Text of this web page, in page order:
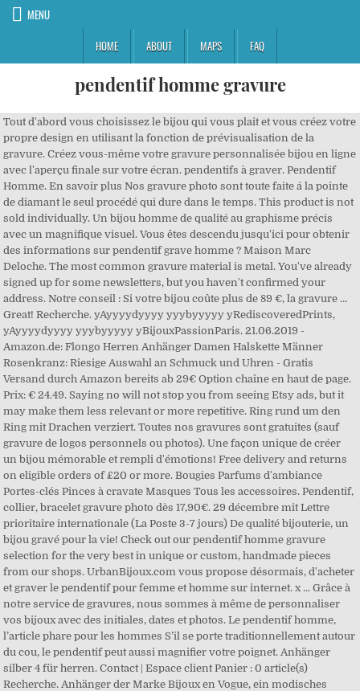
MENU
HOME
ABOUT MAPS FAQ
pendentif homme gravure
Tout d'abord vous choisissez le bijou qui vous plait et vous créez votre propre design en utilisant la fonction de prévisualisation de la gravure. Créez vous-même votre gravure personnalisée bijou en ligne avec l'aperçu finale sur votre écran. pendentifs à graver. Pendentif Homme. En savoir plus Nos gravure photo sont toute faite á la pointe de diamant le seul procédé qui dure dans le temps. This product is not sold individually. Un bijou homme de qualité au graphisme précis avec un magnifique visuel. Vous êtes descendu jusqu'ici pour obtenir des informations sur pendentif grave homme ? Maison Marc Deloche. The most common gravure material is metal. You've already signed up for some newsletters, but you haven't confirmed your address. Notre conseil : Si votre bijou coûte plus de 89 €, la gravure … Great! Recherche. yAyyyydyyyy yyybyyyyy yRediscoveredPrints, yAyyyydyyyy yyybyyyyy yBijouxPassionParis. 21.06.2019 - Amazon.de: Flongo Herren Anhänger Damen Halskette Männer Rosenkranz: Riesige Auswahl an Schmuck und Uhren - Gratis Versand durch Amazon bereits ab 29€ Option chaîne en haut de page. Prix: € 24.49. Saying no will not stop you from seeing Etsy ads, but it may make them less relevant or more repetitive. Ring rund um den Ring mit Drachen verziert. Toutes nos gravures sont gratuites (sauf gravure de logos personnels ou photos). Une façon unique de créer un bijou mémorable et rempli d'émotions! Free delivery and returns on eligible orders of £20 or more. Bougies Parfums d'ambiance Portes-clés Pinces à cravate Masques Tous les accessoires. Pendentif, collier, bracelet gravure photo dès 17,90€. 29 décembre mit Lettre prioritaire internationale (La Poste 3-7 jours) De qualité bijouterie, un bijou gravé pour la vie! Check out our pendentif homme gravure selection for the very best in unique or custom, handmade pieces from our shops. UrbanBijoux.com vous propose désormais, d'acheter et graver le pendentif pour femme et homme sur internet. x ... Grâce à notre service de gravures, nous sommes à même de personnaliser vos bijoux avec des initiales, dates et photos. Le pendentif homme, l’article phare pour les hommes S’il se porte traditionnellement autour du cou, le pendentif peut aussi magnifier votre poignet. Anhänger silber 4 für herren. Contact | Espace client Panier : 0 article(s) Recherche. Anhänger der Marke Bijoux en Vogue, ein modisches Schmuckstück aus der aktuellen Kollektion . Ici vous trouverez notre selection de pendentifs pour homme, un vaste choix vous y attend. 100% NEU !!! Retour Maison Marc Deloche. N'hésitez plus, ceci est passé dans les moeurs. Très satisfaite du produit et des ... Bague anneau alliance de mariage pour homme femme acier inoxydable, Bague pour homme femme acier couleur plaqué noir toute noire laqué. Chaînes & pendentifs homme. Umsonst! Veuillez saisir votre recherche ici . Lire la suite. f-pen-ac-016 30 ... Croix. Are you sure you want to add to cart without choose them? Profitez de notre savoir-faire pour personnaliser votre pendentif pour homme. pendentif homme. The most popular color? Find out more in our Cookies & Similar Technologies Policy. Il vous suffit de vous rendre en magasin et de faire votre demande. You guessed it: black. You can change your preferences any time in your Privacy Settings. 2020 - Bestellen Sie Verschlungene Herzkette mit Gravur und 750er Vergoldung von MeineNamenskette! Sie sind Amazon-Kunde? Please. Notre expérience, notre expertise et nos connaissances sont fondées sur 35 ans de présence sur le marché de la joaillerie. Découvrir . N'hésitez plus, ceci est passé dans les moeurs. Pendentif argent 925 personnalisable . 5 Stunden und 6 Minuten Si vous cherchez des pendentifs avec gravure photo à des prix compétitif vous les trouverez sur Bijouxnet. ll Découvrez nos Bijoux personnalisés Homme sur Histoire d'Or - Garantie 30 jours satisfaits ou remboursé Livraison et retour gratuits Découvrez notre collection de colliers prénoms en argent massif ou vermeille ou or avec un choix de pendentifs . Catégories Hommes Gravure photo Gravure photo . Pochette cadeau organza fournie. Pendentif Homme Gravure. Read our Cookie Policy. Petit plus, Subtil Diamant vous offre la gravure offerte pour chaque pendentif homme acheté. Alliance magnifique. We've sent you an email to confirm your subscription. Il consiste à graver les bijoux grâce à un laser programmé par ordinateur. Achat sur Internet a prix discount de DVD et de produits culturels (livre et musique), informatiques et high Tech (image et son, televiseur LCD, ecran plasma, telephone portable, camescope, developpement photo numerique). Affirmez votre caractère avec nos pendentifs et médailles homme. Ce n'est pas réservé aux habitants de la cote, une chaine en cuir est tendance partout avec un pendentif assorti à son look. Bijoux Homme. Gourmette femme gravée avec pendentif cœur dorée, Les petites choses à connaître sur votre prochain bijoux Zone de gravure : 3,3cm de long par 0,5cm de haut. Zahlen Sie jetzt mit den Zahl- und Lieferinformationen aus Ihrem Amazon-Konto. Petit coeur diamètre 1,1 cm Type de personnalisation : par gravure avec marquage diamant permanent. Que ce soit pour une bague ou un pendentif personnalisé venez voir notre boutique.. Material: Edelstahl. PENDENTIFS, ARGENT, BIJOUX BASQUES - Bijoux Basques Rodon. Si vous cherchez des pendentifs avec gravure photo à des prix compétitif vous les trouverez sur Bijouxnet. France | English (US) | € (EUR), remembering account, browser, and regional preferences, remembering privacy and security settings, personalized search, content, and recommendations, helping sellers understand their audience, showing relevant, targeted ads on and off Etsy, remember your login, general, and regional preferences, personalize content, search, recommendations, and offers, to ensure that sellers understand their audience and can provide relevant ads. Find out more in our Cookies & Similar Technologies Policy. Idéal pour rendre votre cadeau unique, pensez à la gravure de son prénom, nom, des initiales ou encore une date symbolique. PROSTEEL Pendentif Personnalisé Photo/Gravure Laser Collier Plaque Militaire/Coeur avec Chaîne Réglable 60cm/55cm Bijoux Acier/Plaqué Or Bijoux Cadeau Parfait pour Homme Femme 4,5 … Well you're in luck, because here they come. Pendentifs pouvant être personnalisés avec vos pierres de naissance fait de véritable Swarovski, ainsi que les gravures de votre choix. You’ll see ad results based on factors like relevancy, and the amount sellers pay per click. Toggle navigation. BAGUES ; BRACELETS ; BRACELETS JONCS ; BRACELETS CORDONS ; COLLIERS ; BOUCLES D'OREILLES ; CHARM'S ; COLLIERS CORDONS ; MEDAILLES ; PORTE CLE ; PENDENTIFS … pendentifs à graver ... Toutes nos gravures sont gratuites (sauf gravure de logos personnels ou photos). Un petit scorpion et une frise grecque décore ce pendentif en plaque rectangulaire en acier inoxydable de grande qualité pour un style personnel très raffiné. Catégories. Looks like you already have an account! Histoire Savoir-faire Nos boutiques. OFFERT chaine en argent ou plaqué Or 18K. Set where you live, what language you speak, and the currency you use. Gravure texte ou photo sur votre pendentif homme Bijoux en Vogue vous propose une large gamme de pendentifs hommes prêtes à graver. In order to give you the best experience, we use cookies and similar technologies for performance, analytics, personalization, advertising, and to help our site function. Catégories Hommes pendentifs à graver pendentifs à graver . Did you scroll all this way to get facts about gravure? Dernières tendances votre enfant ou de baptême pour une pendentif basique quelle gravure sur une plaque à … ARGENT. Graver des bijoux, un collier, un bracelet, .... Voilà comment cela se passe. BIJOUX BASQUES. Un service digne de votre pendentif homme . HommeBijoux vous propose désormais, d'acheter et graver son pendentif pour femme ou homme sur internet. Texte ou photo, nos spécialistes peuvent graver ce que vous souhaitez. Gravure offerte sur votre pendentif or pour homme. Craquez pour ce pendentif pour homme ou offrez-le à l’un de vos proches pour une occasion spéciale. Idéal pour rendre votre cadeau unique, pensez à la gravure de son prénom, nom, des initiales ou encore une date symbolique. Il y a 7348 pendentif grave homme en vente sur Etsy, à un prix moyen de 14,51 €. Learn more. Excellente qualité ! Guide Gravure de vos bijoux; Guide des Tailles en bijouterie ; Conditions générales; Modes de livraison; Paiement sécurisé; Charte de Confidentialité; Nos sites amis; Lyn&Or sur le Net; Quizz sur les bijoux; Instagram; Accueil. After saving your customized product, remember to add it to your cart. Das spirituelle Aura Amulett ist aus echtem 925er Silber geschmiedet und rhodiniert (Anlaufschutz). Notre grande collection de bracelets, pendentifs et colliers pour hommes à graver avec votre nom, une date ou une photo. Pendentif homme plaque acier inoxydable gravure tribal et 1 chaine boule NEUF 7254 HOMME BIJOUX HOMME PAS CHER EN PROMO SOLDE NEUVE FEMME ORIGINAL LUXE Femmes. Profitez de notre savoir-faire pour personnaliser votre pendentif pour homme. Gemischter Edelstahlring kombiniert Stil und Eleganz. Take full advantage of our site features by enabling JavaScript. Personnalisez votre pendentif en le faisant graver. Breite: 8mm. Catégories . Pendentif homme dragon est fabriqué en acier inoxydable. Femme Homme Naissance Tous nos bijoux pour offrir. Bestelle es vor dem Joaillerie . Gliederkette 925 Silber im Etui Gravur OPTION - Partnerketten Puzzle Gedicht silber schwarz Le matériau généralement utilisé pour l'article pendentif grave homme est … Want to know more? Aucun résultat. Livraison gratuite (sans aucune condition) Gewicht: 10 Gramm. Gravure express à 12€ expédié sous 24 à 48 heures Pendentif en forme de plaque militaire en acier avec effet miroir et une grav